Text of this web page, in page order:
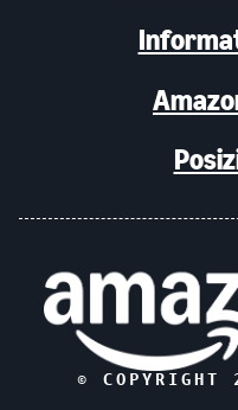
© COPYRIGHT